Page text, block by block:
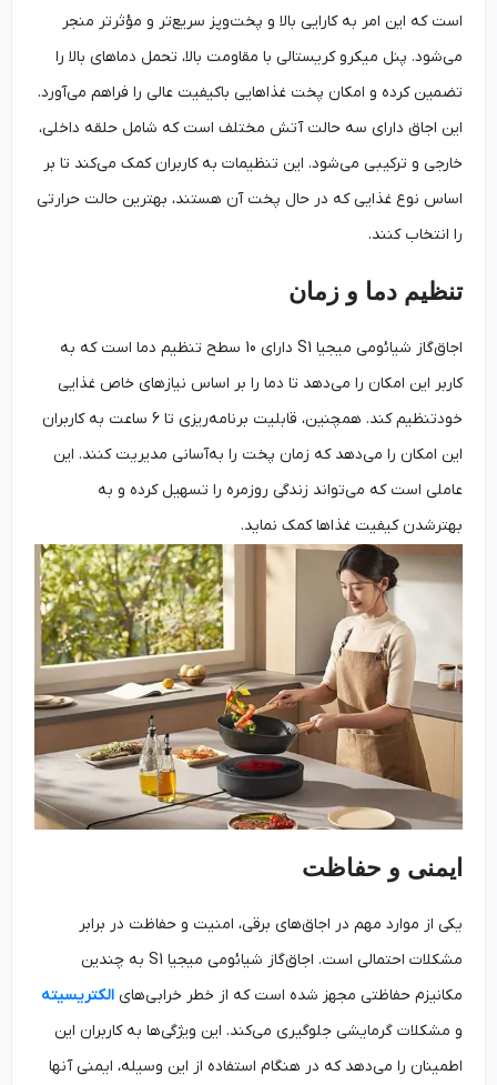
است که این امر به کارایی بالا و پخت‌وپز سریع‌تر و مؤثرتر منجر
می‌شود. پنل میکرو کریستالی با مقاومت بالا، تحمل دماهای بالا را
تضمین کرده و امکان پخت غذاهایی باکیفیت عالی را فراهم می‌آورد.
این اجاق دارای سه حالت آتش مختلف است که شامل حلقه داخلی،
خارجی و ترکیبی می‌شود. این تنظیمات به کاربران کمک می‌کند تا بر
اساس نوع غذایی که در حال پخت آن هستند، بهترین حالت حرارتی
را انتخاب کنند.
تنظیم دما و زمان
اجاق‌گاز شیائومی میجیا S1 دارای 10 سطح تنظیم دما است که به
کاربر این امکان را می‌دهد تا دما را بر اساس نیازهای خاص غذایی
خودتنظیم کند. همچنین، قابلیت برنامه‌ریزی تا 6 ساعت به کاربران
این امکان را می‌دهد که زمان پخت را به‌آسانی مدیریت کنند. این
عاملی است که می‌تواند زندگی روزمره را تسهیل کرده و به
بهترشدن کیفیت غذاها کمک نماید.
ایمنی و حفاظت
یکی از موارد مهم در اجاق‌های برقی، امنیت و حفاظت در برابر
مشکلات احتمالی است. اجاق‌گاز شیائومی میجیا S1 به چندین
مکانیزم حفاظتی مجهز شده است که از خطر خرابی‌هایالکتریسیته
و مشکلات گرمایشی جلوگیری می‌کند. این ویژگی‌ها به کاربران این
اطمینان را می‌دهد که در هنگام استفاده از این وسیله، ایمنی آنها